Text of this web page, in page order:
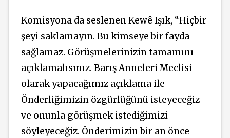
Komisyona da seslenen Kewê Işık, “Hiçbir
şeyi saklamayın. Bu kimseye bir fayda
sağlamaz. Görüşmelerinizin tamamını
açıklamalısınız. Barış Anneleri Meclisi
olarak yapacağımız açıklama ile
Önderliğimizin özgürlüğünü isteyeceğiz
ve onunla görüşmek istediğimizi
söyleyeceğiz. Önderimizin bir an önce